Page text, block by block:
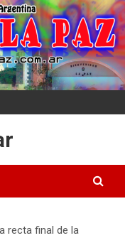
recta final de la